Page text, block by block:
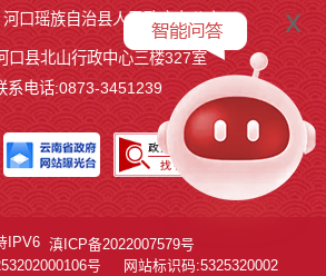
口瑶族自治县人民政府办公室
口县北山行政中心三楼327室
系电话:0873-3451239
x
IPV6 滇ICP备2022007579号
号
网站标识码:5325320002